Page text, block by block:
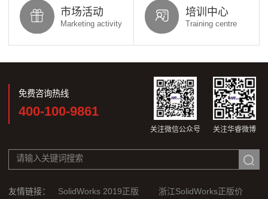
市场活动
Marketing activity
培训中心
Training centre
免费咨询热线
400-100-9861
关注微信公众号 关注华睿微博
友情链接： SolidWorks 2019正版 浙江SolidWorks正版价